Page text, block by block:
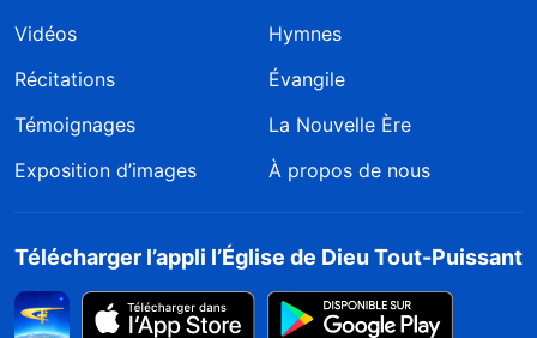
Vidéos
Hymnes
Récitations
Évangile
Témoignages
La Nouvelle Ère
Exposition d’images
À propos de nous
Télécharger l’appli l’Église de Dieu Tout-Puissant